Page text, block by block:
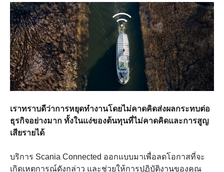
เราทราบดีว่าการหยุดทำงานโดยไม่คาดคิดส่งผลกระทบต่อ
ธุรกิจอย่างมาก ทั้งในแง่ของต้นทุนที่ไม่คาดคิดและการสูญ
เสียรายได้
บริการ Scania Connected ออกแบบมาเพื่อลดโอกาสที่จะ
เกิดเหตุการณ์ดังกล่าว และช่วยให้การปฏิบัติงานของคุณ